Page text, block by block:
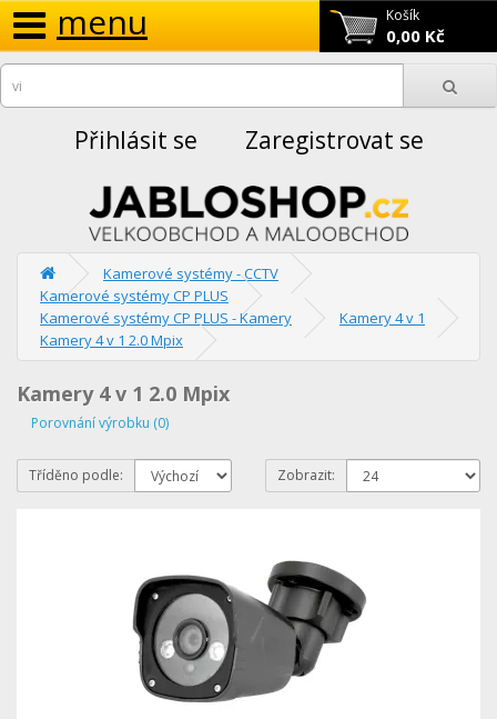
Košík
0,00 Kč
menu
Přihlásit se Zaregistrovat se
Kamerové systémy - CCTV
Kamerové systémy CP PLUS
Kamerové systémy CP PLUS - Kamery
Kamery 4 v 1
Kamery 4 v 1 2.0 Mpix
Kamery 4 v 1 2.0 Mpix
Porovnání výrobku (0)
Tříděno podle: Zobrazit: